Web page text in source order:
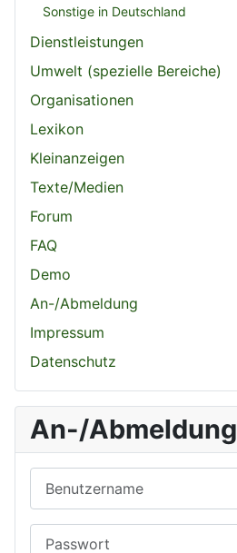
Sonstige in Deutschland
Dienstleistungen
Umwelt (spezielle Bereiche)
Organisationen
Lexikon
Kleinanzeigen
Texte/Medien
Forum
FAQ
Demo
An-/Abmeldung
Impressum
Datenschutz
An-/Abmeldung